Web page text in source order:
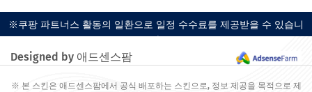
※쿠팡 파트너스 활동의 일환으로 일정 수수료를 제공받을 수 있습니
다.
Designed by 애드센스팜
※ 본 스킨은 애드센스팜에서 공식 배포하는 스킨으로, 정보 제공을 목적으로 제